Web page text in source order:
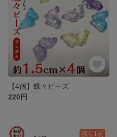
【4個】蝶々ビーズ
220円
残り1点